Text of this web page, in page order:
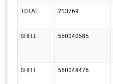
TOTAL 213769
SHELL
550040585
SHELL 550048476